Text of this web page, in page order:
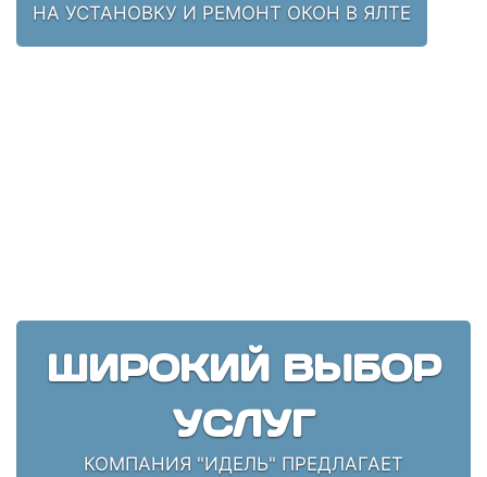
НА УСТАНОВКУ И РЕМОНТ ОКОН В ЯЛТЕ
ШИРОКИЙ ВЫБОР
УСЛУГ
КОМПАНИЯ "ИДЕЛЬ" ПРЕДЛАГАЕТ